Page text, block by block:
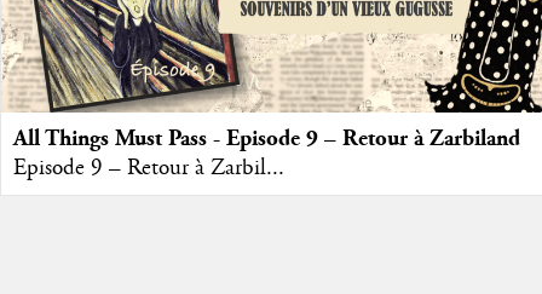
All Things Must Pass - Episode 9 – Retour à Zarbiland
Episode 9 – Retour à Zarbil...